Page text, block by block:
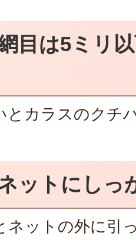
目は5ミリ
カラスのクチ
ットにしっ
ットの外に引